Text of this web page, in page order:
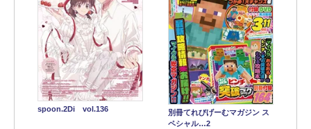
spoon.2Di vol.136
別冊てれびげーむマガジン ス
ペシャル…2